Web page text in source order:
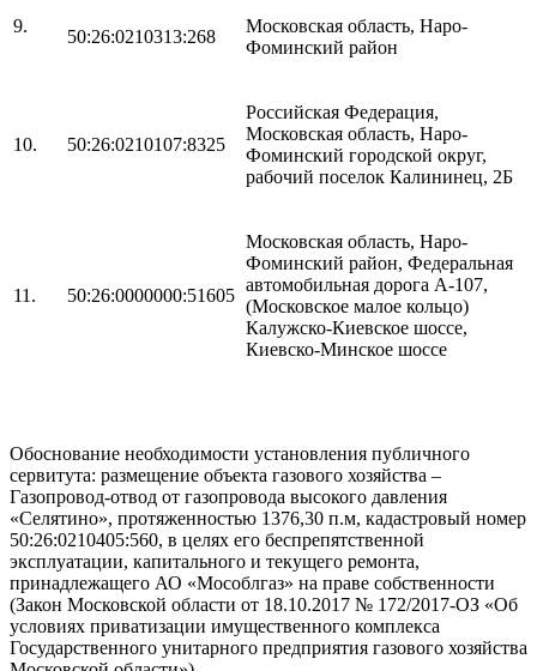
9.
50:26:0210313:268
Московская область, Наро-
Фоминский район
10. 50:26:0210107:8325
Российская Федерация,
Московская область, Наро-
Фоминский городской округ,
рабочий поселок Калининец, 2Б
11. 50:26:0000000:51605
Московская область, Наро-
Фоминский район, Федеральная
автомобильная дорога А-107,
(Московское малое кольцо)
Калужско-Киевское шоссе,
Киевско-Минское шоссе
Обоснование необходимости установления публичного
сервитута: размещение объекта газового хозяйства –
Газопровод-отвод от газопровода высокого давления
«Селятино», протяженностью 1376,30 п.м, кадастровый номер
50:26:0210405:560, в целях его беспрепятственной
эксплуатации, капитального и текущего ремонта,
принадлежащего АО «Мособлгаз» на праве собственности
(Закон Московской области от 18.10.2017 № 172/2017-ОЗ «Об
условиях приватизации имущественного комплекса
Государственного унитарного предприятия газового хозяйства